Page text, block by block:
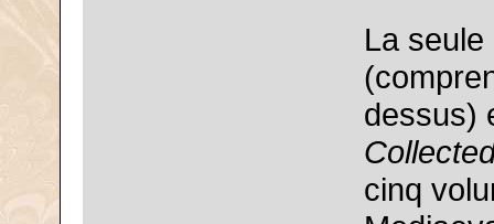
La
dessus)
cinq